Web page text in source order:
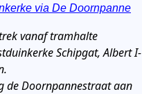
via De Doornpanne
vanaf tramhalte
Schipgat, Albert I-
de Doornpannestraat aan